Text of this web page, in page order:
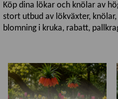
Köp dina lökar och knölar av
stort utbud av lökväxter,
blomning i kruka, rabatt,
varhelst du vill få en färgklick.
lättodlade och rikblommande.
sommarblommande
perenner som pioner och liljor